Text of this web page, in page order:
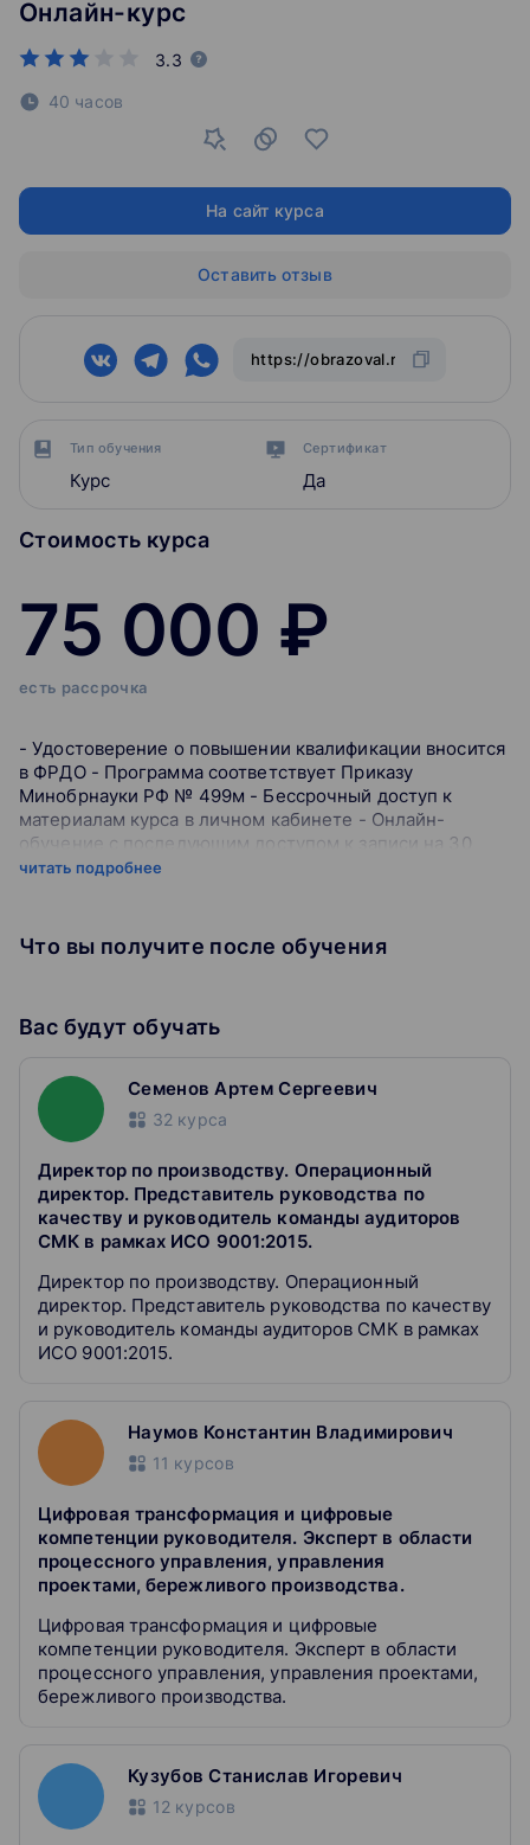
Тип обучения
Курс
Сертификат
Да
Стоимость курса
75 000 ₽
есть рассрочка
- Удостоверение о повышении квалификации вносится
в ФРДО - Программа соответствует Приказу
Минобрнауки РФ № 499м - Бессрочный доступ к
материалам курса в личном кабинете - Онлайн-
обучение с последующим доступом к записи на 30
дней - Разбор актуальной практики и примеров
управлению бизнес-процессами и откройте новые
возможности для роста и эффективности. На курсе вы
управление и непрерывное совершенствование.
процессов, минимизации затрат и создания гибкой
системы, способной быстро адаптироваться к
изменениям.
читать подробнее
Что вы получите после обучения
Вас будут обучать
Семенов Артем Сергеевич
32 курса
Директор по производству. Операционный
директор. Представитель руководства по
качеству и руководитель команды аудиторов
СМК в рамках ИСО 9001:2015.
Директор по производству. Операционный
директор. Представитель руководства по качеству
и руководитель команды аудиторов СМК в рамках
ИСО 9001:2015.
Наумов Константин Владимирович
11 курсов
Цифровая трансформация и цифровые
компетенции руководителя. Эксперт в области
процессного управления, управления
проектами, бережливого производства.
Цифровая трансформация и цифровые
компетенции руководителя. Эксперт в области
процессного управления, управления проектами,
бережливого производства.
Кузубов Станислав Игоревич
12 курсов
Онлайн-курс
3.3
40 часов
На сайт курса
Оставить отзыв